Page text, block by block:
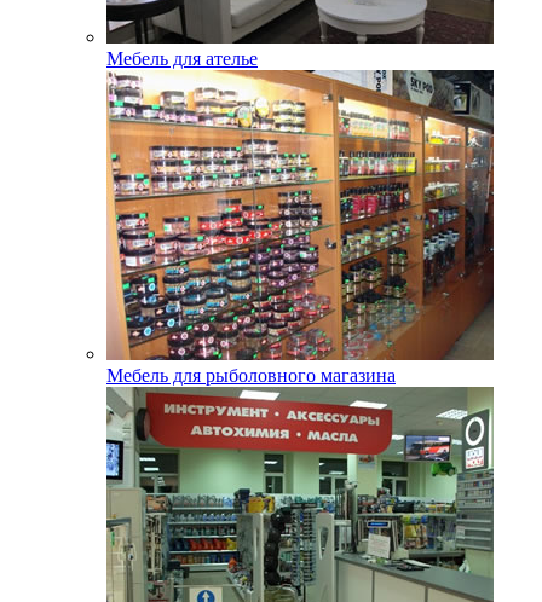
Мебель для ателье
Мебель для рыболовного магазина